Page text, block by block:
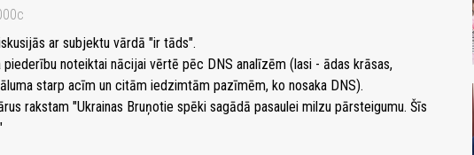
ar subjektu vārdā "ir tāds".
noteiktai nācijai vērtē pēc DNS analīzēm (lasi - ādas krāsas,
starp acīm un citām iedzimtām pazīmēm, ko nosaka DNS).
rakstam "Ukrainas Bruņotie spēki sagādā pasaulei milzu pārsteigumu. Šīs